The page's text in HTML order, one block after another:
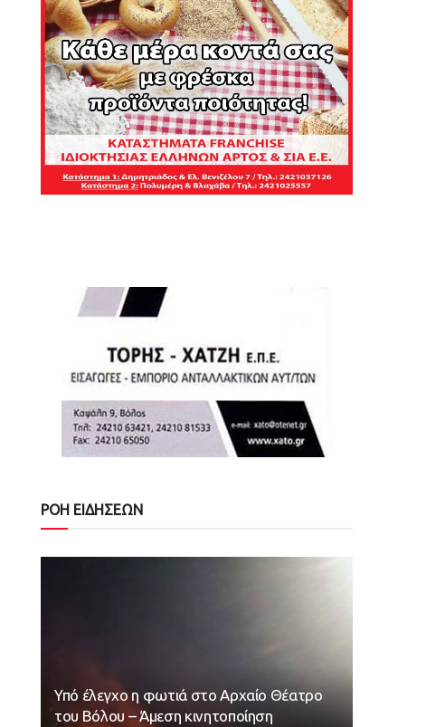
ΡΟΗ ΕΙΔΗΣΕΩΝ
Υπό έλεγχο η φωτιά στο Αρχαίο Θέατρο
του Βόλου – Άμεση κινητοποίηση